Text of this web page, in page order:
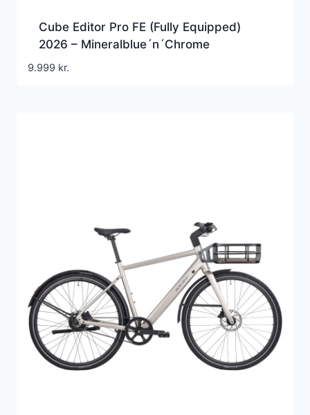
Cube Editor Pro FE (Fully Equipped)
2026 – Mineralblue´n´Chrome
9.999 kr.